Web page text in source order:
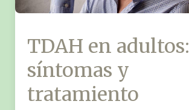
TDAH en adultos:
síntomas y
tratamiento